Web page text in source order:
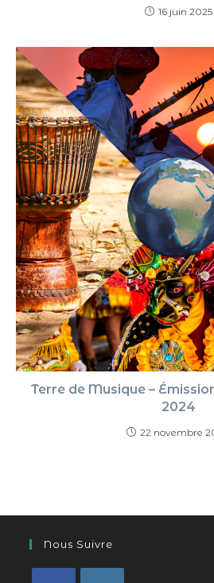
16 juin 2025
Terre de Musique –
2024
22 novembre
Nous Suivre